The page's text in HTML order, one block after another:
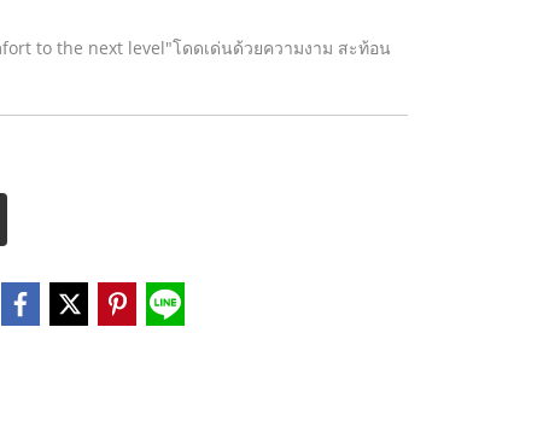
to the next level"โดดเด่นด้วยความงาม สะท้อน